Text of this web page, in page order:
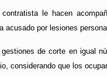
le hacen
acusado por lesiones
de corte en igual
considerando que los